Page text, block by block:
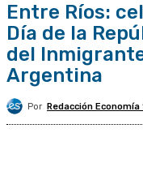
Entre Ríos:
Día de la
del
Argentina
Por Redacción